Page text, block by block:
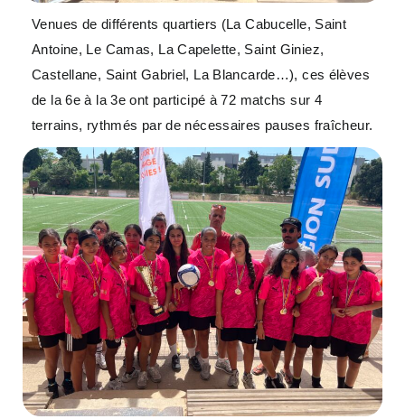
Venues de différents quartiers (La Cabucelle, Saint
Antoine, Le Camas, La Capelette, Saint Giniez,
Castellane, Saint Gabriel, La Blancarde…), ces élèves
de la 6e à la 3e ont participé à 72 matchs sur 4
terrains, rythmés par de nécessaires pauses fraîcheur.